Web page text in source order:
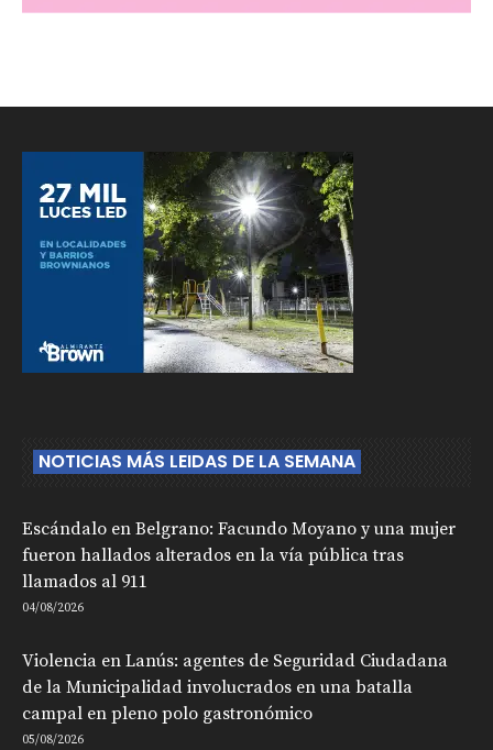
NOTICIAS MÁS LEIDAS DE LA SEMANA
Escándalo en Belgrano: Facundo Moyano y una mujer
fueron hallados alterados en la vía pública tras
llamados al 911
04/08/2026
Violencia en Lanús: agentes de Seguridad Ciudadana
de la Municipalidad involucrados en una batalla
campal en pleno polo gastronómico
05/08/2026